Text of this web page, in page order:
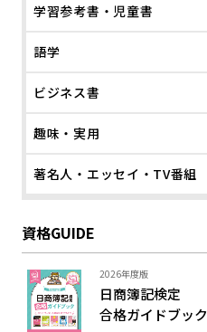
学習参考書・児童書
語学
ビジネス書
趣味・実用
著名人・エッセイ・TV番組
資格GUIDE
2026年度版
日商簿記検定
合格ガイドブック